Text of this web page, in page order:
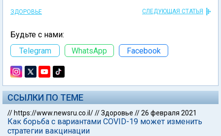
ЗДОРОВЬЕ СЛЕДУЮЩАЯ СТАТЬЯ
Будьте с нами:
Telegram
WhatsApp Facebook
ССЫЛКИ ПО ТЕМЕ
// https://www.newsru.co.il///Здоровье //26 февраля 2021
Как борьба с вариантами COVID-19 может изменить
стратегии вакцинации